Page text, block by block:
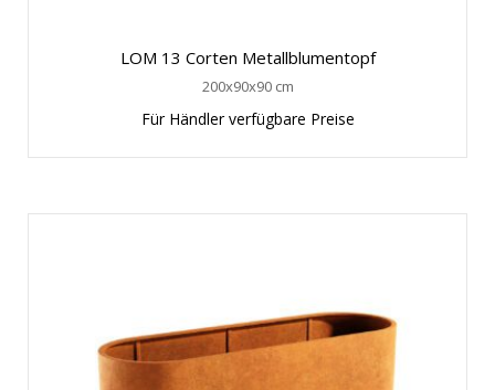
LOM 13 Corten Metallblumentopf
200x90x90 cm
Für Händler verfügbare Preise